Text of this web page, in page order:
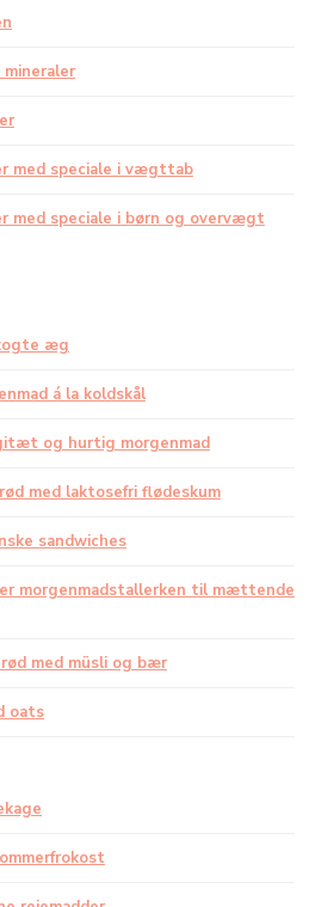
med speciale i vægttab
med speciale i børn og overvægt
æg
á la koldskål
og hurtig morgenmad
med laktosefri flødeskum
sandwiches
morgenmadstallerken til mættende
med müsli og bær
oats